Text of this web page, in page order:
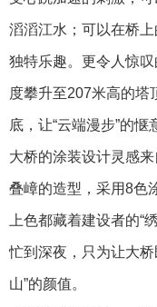
滔滔江水；可以在桥
独特乐趣。更令人惊
度攀升至207米高的塔
底，让“云端漫步”的惬
大桥的涂装设计灵感
叠嶂的造型，采用8色
上色都藏着建设者的“
忙到深夜，只为让大桥
山”的颜值。